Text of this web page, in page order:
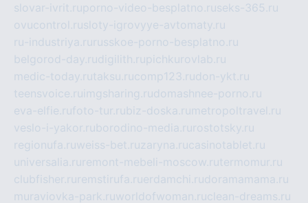
slovar-ivrit.ruporno-video-besplatno.ruseks-365.ru
ovucontrol.rusloty-igrovyye-avtomaty.ru
ru-industriya.ru russkoe-porno-besplatno.ru
belgorod-day.rudigilith.rupichkurovlab.ru
medic-today.rutaksu.rucomp123.rudon-ykt.ru
teensvoice.ru imgsharing.rudomashnee-porno.ru
eva-elfie.rufoto-tur.rubiz-doska.ru metropoltravel.ru
veslo-i-yakor.ruborodino-media.ru rostotsky.ru
regionufa.ruweiss-bet.ruzaryna.rucasinotablet.ru
universalia.ru remont-mebeli-moscow.rutermomur.ru
clubfisher.ru remstirufa.ruerdamchi.rudoramamama.ru
muraviovka-park.ruworldofwoman.ruclean-dreams.ru